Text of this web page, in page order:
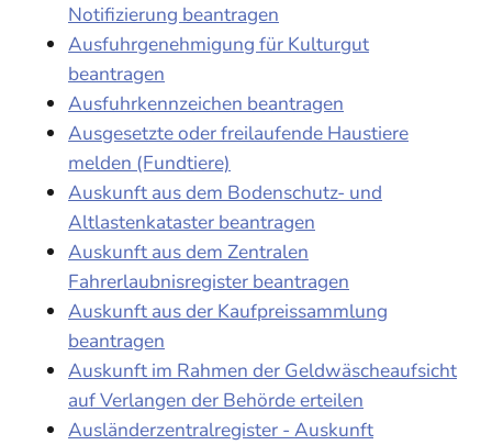
Notifizierung beantragen
Ausfuhrgenehmigung für Kulturgut
beantragen
Ausfuhrkennzeichen beantragen
Ausgesetzte oder freilaufende Haustiere
melden (Fundtiere)
Auskunft aus dem Bodenschutz- und
Altlastenkataster beantragen
Auskunft aus dem Zentralen
Fahrerlaubnisregister beantragen
Auskunft aus der Kaufpreissammlung
beantragen
Auskunft im Rahmen der Geldwäscheaufsicht
auf Verlangen der Behörde erteilen
Ausländerzentralregister - Auskunft